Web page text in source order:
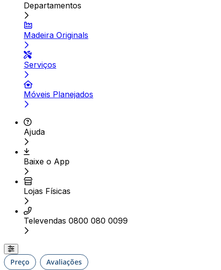
Departamentos
Madeira Originals
Serviços
Móveis Planejados
Ajuda
Baixe o App
Lojas Físicas
Televendas 0800 080 0099
Preço Avaliações